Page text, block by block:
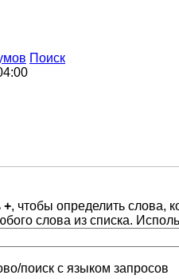
Поиск
+, чтобы определить слова,
слова из списка.
поиск с языком запросов